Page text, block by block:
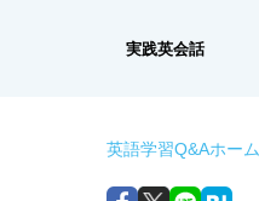
実践英会話
英語学習Q&Aホーム